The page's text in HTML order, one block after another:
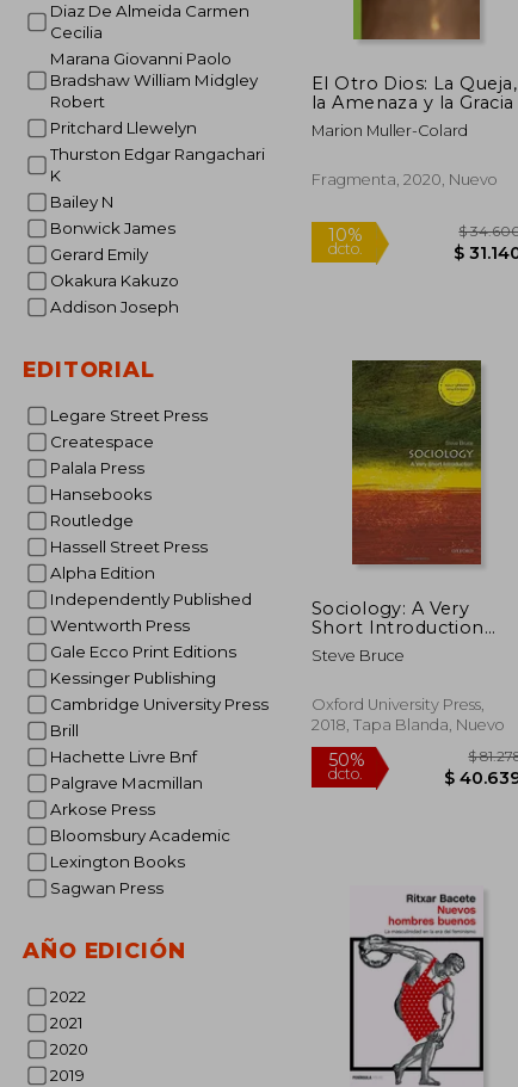
Diaz De Almeida Carmen
Cecilia
Marana Giovanni Paolo
Bradshaw William Midgley
Robert
Pritchard Llewelyn
Thurston Edgar Rangachari
K
Bailey N
Bonwick James
Gerard Emily
Okakura Kakuzo
Addison Joseph
EDITORIAL
Legare Street Press
Createspace
Palala Press
Hansebooks
Routledge
Hassell Street Press
Alpha Edition
Independently Published
Wentworth Press
Gale Ecco Print Editions
Kessinger Publishing
Cambridge University Press
Brill
Hachette Livre Bnf
Palgrave Macmillan
Arkose Press
Bloomsbury Academic
Lexington Books
Sagwan Press
AÑO EDICIÓN
2022
2021
2020
2019
El Otro Dios: La Queja,
la Amenaza y la Gracia
Marion Muller-Colard
Fragmenta, 2020, Nuevo
10%
dcto.
Sociology: A Very
Short Introduction
(Very Short
Introductions) (en
Steve Bruce
Oxford University Press,
2018, Tapa Blanda, Nuevo
dcto.